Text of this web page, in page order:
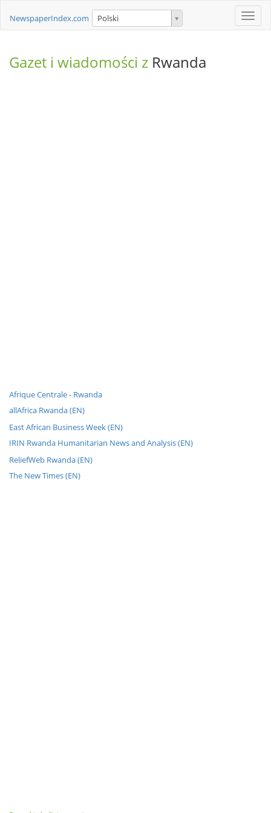
Toggle
NewspaperIndex.com Polski
Gazet i wiadomości z Rwanda
Afrique Centrale - Rwanda
allAfrica Rwanda (EN)
East African Business Week (EN)
IRIN Rwanda Humanitarian News and Analysis (EN)
ReliefWeb Rwanda (EN)
The New Times (EN)